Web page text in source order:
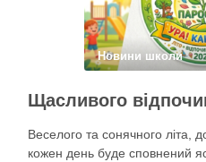
Новини школи
Щасливого
Веселого та сонячного літа,
кожен день буде сповнений